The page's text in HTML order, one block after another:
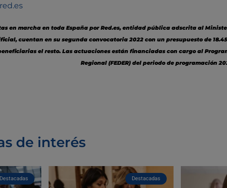
en marcha en toda España por Red.es, entidad pública adscrita al
cuentan en su segunda convocatoria 2022 con un presupuesto de
el resto. Las actuaciones están financiadas con cargo al
Regional (FEDER) del periodo de programación
de interés
Destacadas Destacadas